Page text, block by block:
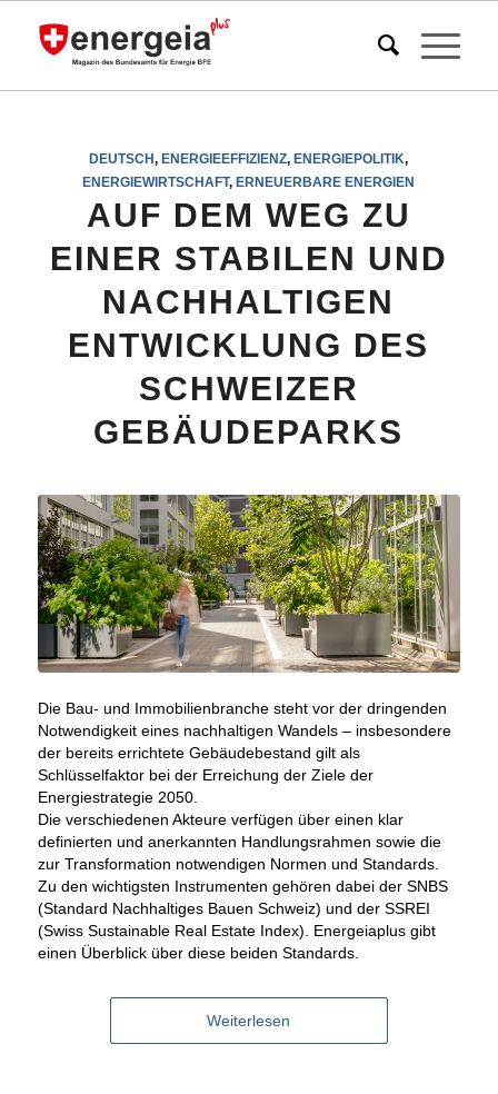
DEUTSCH,ENERGIEEFFIZIENZ,ENERGIEPOLITIK,
ENERGIEWIRTSCHAFT,ERNEUERBARE ENERGIEN
AUF DEM WEG ZU
EINER STABILEN UND
NACHHALTIGEN
ENTWICKLUNG DES
SCHWEIZER
GEBÄUDEPARKS
Die Bau- und Immobilienbranche steht vor der dringenden
Notwendigkeit eines nachhaltigen Wandels – insbesondere
der bereits errichtete Gebäudebestand gilt als
Schlüsselfaktor bei der Erreichung der Ziele der
Energiestrategie 2050.
Die verschiedenen Akteure verfügen über einen klar
definierten und anerkannten Handlungsrahmen sowie die
zur Transformation notwendigen Normen und Standards.
Zu den wichtigsten Instrumenten gehören dabei der SNBS
(Standard Nachhaltiges Bauen Schweiz) und der SSREI
(Swiss Sustainable Real Estate Index). Energeiaplus gibt
einen Überblick über diese beiden Standards.
Weiterlesen